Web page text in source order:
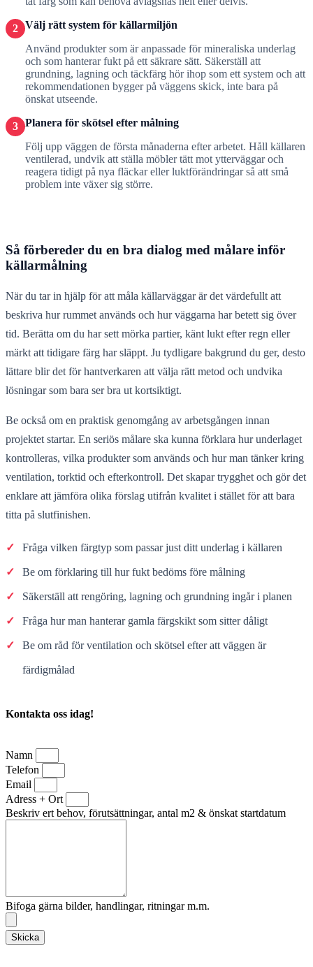
2 Välj rätt system för källarmiljön
Använd produkter som är anpassade för mineraliska underlag
och som hanterar fukt på ett säkrare sätt. Säkerställ att
grundning, lagning och täckfärg hör ihop som ett system och att
rekommendationen bygger på väggens skick, inte bara på
önskat utseende.
3 Planera för skötsel efter målning
Följ upp väggen de första månaderna efter arbetet. Håll källaren
ventilerad, undvik att ställa möbler tätt mot ytterväggar och
reagera tidigt på nya fläckar eller luktförändringar så att små
problem inte växer sig större.
Så förbereder du en bra dialog med målare inför
källarmålning
När du tar in hjälp för att måla källarväggar är det värdefullt att
beskriva hur rummet används och hur väggarna har betett sig över
tid. Berätta om du har sett mörka partier, känt lukt efter regn eller
märkt att tidigare färg har släppt. Ju tydligare bakgrund du ger, desto
lättare blir det för hantverkaren att välja rätt metod och undvika
lösningar som bara ser bra ut kortsiktigt.
Be också om en praktisk genomgång av arbetsgången innan
projektet startar. En seriös målare ska kunna förklara hur underlaget
kontrolleras, vilka produkter som används och hur man tänker kring
ventilation, torktid och efterkontroll. Det skapar trygghet och gör det
enklare att jämföra olika förslag utifrån kvalitet i stället för att bara
titta på slutfinishen.
✓ Fråga vilken färgtyp som passar just ditt underlag i källaren
✓ Be om förklaring till hur fukt bedöms före målning
✓ Säkerställ att rengöring, lagning och grundning ingår i planen
✓ Fråga hur man hanterar gamla färgskikt som sitter dåligt
✓ Be om råd för ventilation och skötsel efter att väggen är
färdigmålad
Kontakta oss idag!
Namn
Telefon
Email
Adress + Ort
Beskriv ert behov, förutsättningar, antal m2 & önskat startdatum
Bifoga gärna bilder, handlingar, ritningar m.m.
Skicka